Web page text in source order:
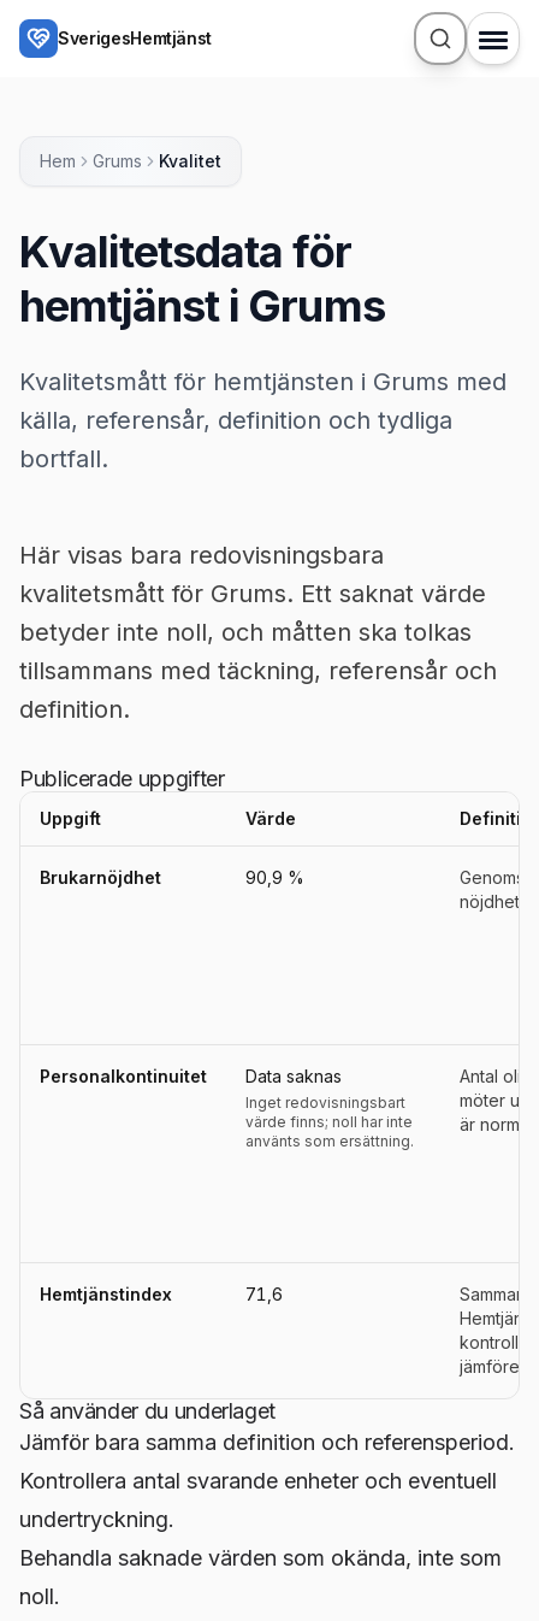
Hoppa till huvudinnehåll
SverigesHemtjänst
Hem Grums Kvalitet
Kvalitetsdata för
hemtjänst i Grums
Kvalitetsmått för hemtjänsten i Grums med
källa, referensår, definition och tydliga
bortfall.
Här visas bara redovisningsbara
kvalitetsmått för Grums. Ett saknat värde
betyder inte noll, och måtten ska tolkas
tillsammans med täckning, referensår och
definition.
Publicerade uppgifter
Uppgift Värde
Brukarnöjdhet 90,9 %
nöjdhet i
Personalkontinuitet Data saknas
Inget redovisningsbart
värde finns; noll har inte
använts som ersättning.
Antal
möter
är
Hemtjänstindex 71,6
Så använder du underlaget
Jämför bara samma definition och referensperiod.
Kontrollera antal svarande enheter och eventuell
undertryckning.
Behandla saknade värden som okända, inte som
noll.